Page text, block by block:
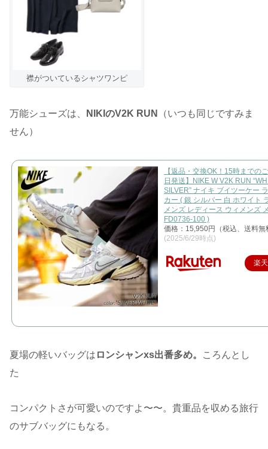
襟がついているシャツワンピ
万能シューズは、 NIKIのV2K RUN
（いつも同じですみま
せん）
【返品・交換OK！15時までの
日発送】NIKE W V2K RUN
SILVER” ナイキ ブイツーケー
カー ( 銀 シルバー 白 ホワイト
メンズ レディース ウィメンズ
FD0736-100 )
価格：15,950円（税込、送料無
(2025/6/29時点)
楽
夏場の軽いバッグは ロンシャンxs出番多め。
ころんとし
た
コンパクトさが可愛いのですよ〜〜。貴重品を収める旅行
のサブバッグにもなる。